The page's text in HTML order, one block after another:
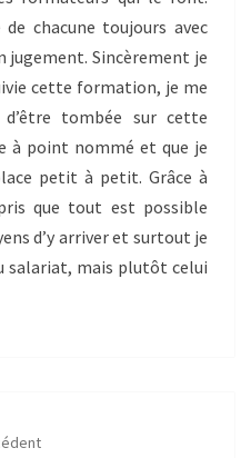
chacune toujours avec
jugement. Sincèrement je
cette formation, je me
tombée sur cette
à point nommé et que je
petit à petit. Grâce à
que tout est possible
d’y arriver et surtout je
salariat, mais plutôt celui